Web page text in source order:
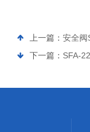
上一篇： 安全阀
下一篇： SFA-